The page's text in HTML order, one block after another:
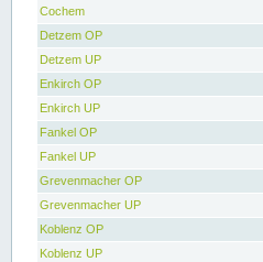
Cochem
Detzem OP
Detzem UP
Enkirch OP
Enkirch UP
Fankel OP
Fankel UP
Grevenmacher OP
Grevenmacher UP
Koblenz OP
Koblenz UP